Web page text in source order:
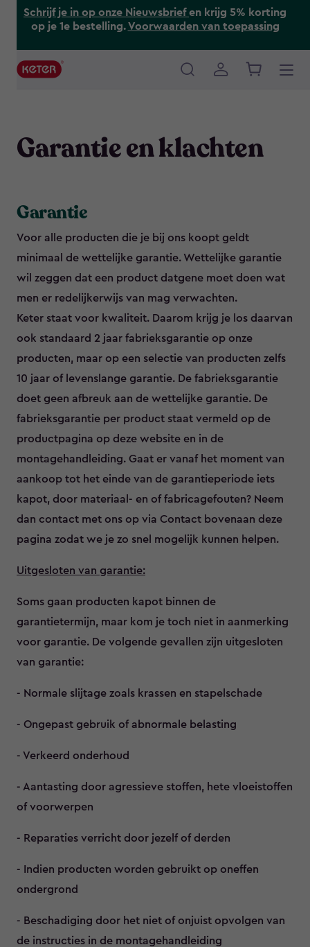
Schrijf je in op onze Nieuwsbriefen krijg 5% korting
op je 1e bestelling.Voorwaarden van toepassing
Main
Garantie en klachten
Garantie
Voor alle producten die je bij ons koopt geldt
minimaal de wettelijke garantie. Wettelijke garantie
wil zeggen dat een product datgene moet doen wat
men er redelijkerwijs van mag verwachten.
Keter staat voor kwaliteit. Daarom krijg je los daarvan
ook standaard 2 jaar fabrieksgarantie op onze
producten, maar op een selectie van producten zelfs
10 jaar of levenslange garantie. De fabrieksgarantie
doet geen afbreuk aan de wettelijke garantie. De
fabrieksgarantie per product staat vermeld op de
productpagina op deze website en in de
montagehandleiding. Gaat er vanaf het moment van
aankoop tot het einde van de garantieperiode iets
kapot, door materiaal- en of fabricagefouten? Neem
dan contact met ons op via Contact bovenaan deze
pagina zodat we je zo snel mogelijk kunnen helpen.
Uitgesloten van garantie:
Soms gaan producten kapot binnen de
garantietermijn, maar kom je toch niet in aanmerking
voor garantie. De volgende gevallen zijn uitgesloten
van garantie:
- Normale slijtage zoals krassen en stapelschade
- Ongepast gebruik of abnormale belasting
- Verkeerd onderhoud
- Aantasting door agressieve stoffen, hete vloeistoffen
of voorwerpen
- Reparaties verricht door jezelf of derden
- Indien producten worden gebruikt op oneffen
ondergrond
- Beschadiging door het niet of onjuist opvolgen van
de instructies in de montagehandleiding